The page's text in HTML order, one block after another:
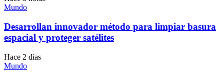
Mundo
Desarrollan innovador método para limpiar basura
espacial y proteger satélites
Hace 2 días
Mundo